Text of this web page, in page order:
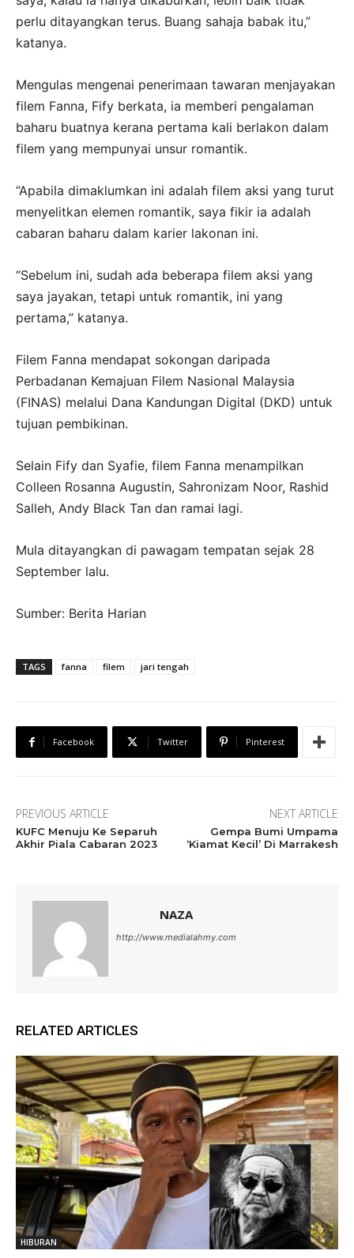
perlu ditayangkan terus. Buang sahaja babak itu,”
katanya.
Mengulas mengenai penerimaan tawaran menjayakan
filem Fanna, Fify berkata, ia memberi pengalaman
baharu buatnya kerana pertama kali berlakon dalam
filem yang mempunyai unsur romantik.
“Apabila dimaklumkan ini adalah filem aksi yang turut
menyelitkan elemen romantik, saya fikir ia adalah
cabaran baharu dalam karier lakonan ini.
“Sebelum ini, sudah ada beberapa filem aksi yang
saya jayakan, tetapi untuk romantik, ini yang
pertama,” katanya.
Filem Fanna mendapat sokongan daripada
Perbadanan Kemajuan Filem Nasional Malaysia
(FINAS) melalui Dana Kandungan Digital (DKD) untuk
tujuan pembikinan.
Selain Fify dan Syafie, filem Fanna menampilkan
Colleen Rosanna Augustin, Sahronizam Noor, Rashid
Salleh, Andy Black Tan dan ramai lagi.
Mula ditayangkan di pawagam tempatan sejak 28
September lalu.
Sumber: Berita Harian
TAGS fanna filem jari tengah
Facebook Twitter Pinterest
PREVIOUS ARTICLE
KUFC Menuju Ke Separuh
Akhir Piala Cabaran 2023
NEXT ARTICLE
Gempa Bumi Umpama
‘Kiamat Kecil’ Di Marrakesh
NAZA
http://www.medialahmy.com
RELATED ARTICLES
HIBURAN